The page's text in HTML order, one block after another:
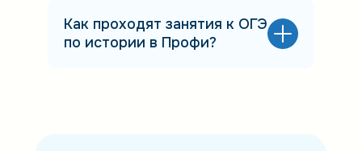
Как проходят занятия к ОГЭ
по истории в Профи?